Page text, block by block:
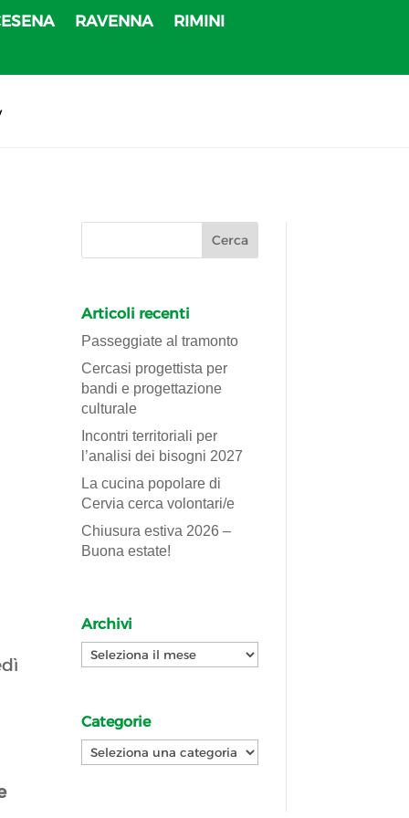
RAVENNA RIMINI
Articoli recenti
Passeggiate al tramonto
Cercasi progettista per
bandi e progettazione
culturale
Incontri territoriali per
l’analisi dei bisogni 2027
La cucina popolare di
Cervia cerca volontari/e
Chiusura estiva 2026 –
Buona estate!
Archivi
Archivi
Categorie
Categorie